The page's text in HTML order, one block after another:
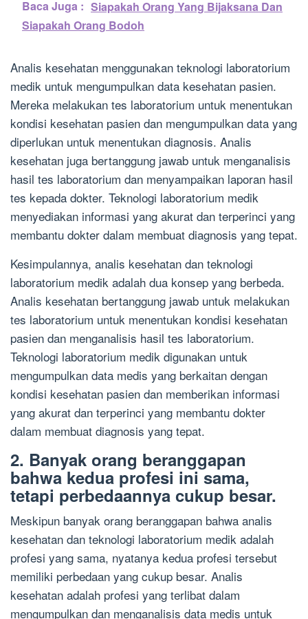
Baca Juga : Siapakah Orang Yang Bijaksana Dan
Siapakah Orang Bodoh
Analis kesehatan menggunakan teknologi laboratorium
medik untuk mengumpulkan data kesehatan pasien.
Mereka melakukan tes laboratorium untuk menentukan
kondisi kesehatan pasien dan mengumpulkan data yang
diperlukan untuk menentukan diagnosis. Analis
kesehatan juga bertanggung jawab untuk menganalisis
hasil tes laboratorium dan menyampaikan laporan hasil
tes kepada dokter. Teknologi laboratorium medik
menyediakan informasi yang akurat dan terperinci yang
membantu dokter dalam membuat diagnosis yang tepat.
Kesimpulannya, analis kesehatan dan teknologi
laboratorium medik adalah dua konsep yang berbeda.
Analis kesehatan bertanggung jawab untuk melakukan
tes laboratorium untuk menentukan kondisi kesehatan
pasien dan menganalisis hasil tes laboratorium.
Teknologi laboratorium medik digunakan untuk
mengumpulkan data medis yang berkaitan dengan
kondisi kesehatan pasien dan memberikan informasi
yang akurat dan terperinci yang membantu dokter
dalam membuat diagnosis yang tepat.
2. Banyak orang beranggapan
bahwa kedua profesi ini sama,
tetapi perbedaannya cukup besar.
Meskipun banyak orang beranggapan bahwa analis
kesehatan dan teknologi laboratorium medik adalah
profesi yang sama, nyatanya kedua profesi tersebut
memiliki perbedaan yang cukup besar. Analis
kesehatan adalah profesi yang terlibat dalam
mengumpulkan dan menganalisis data medis untuk